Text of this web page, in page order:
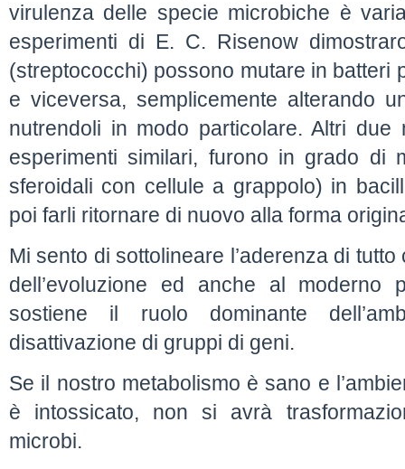
virulenza delle specie microbiche è
esperimenti di E. C. Risenow
(streptococchi) possono mutare in batteri
e viceversa, semplicemente alterando
nutrendoli in modo particolare. Altri due
esperimenti similari, furono in grado di
sferoidali con cellule a grappolo) in
poi farli ritornare di nuovo alla forma
Mi sento di sottolineare l’aderenza di
dell’evoluzione ed anche al moderno
sostiene il ruolo dominante
disattivazione di gruppi di geni.
Se il nostro metabolismo è sano e
è intossicato, non si avrà
microbi.